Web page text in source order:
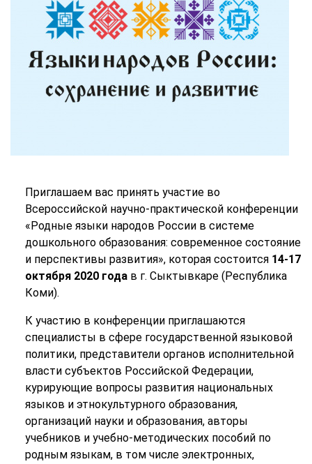
Приглашаем вас принять участие во
Всероссийской научно-практической конференции
«Родные языки народов России в системе
дошкольного образования: современное состояние
и перспективы развития», которая состоится 14-17
октября 2020 годав г. Сыктывкаре (Республика
Коми).
К участию в конференции приглашаются
специалисты в сфере государственной языковой
политики, представители органов исполнительной
власти субъектов Российской Федерации,
курирующие вопросы развития национальных
языков и этнокультурного образования,
организаций науки и образования, авторы
учебников и учебно-методических пособий по
родным языкам, в том числе электронных,